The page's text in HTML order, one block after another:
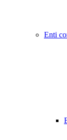
Enti